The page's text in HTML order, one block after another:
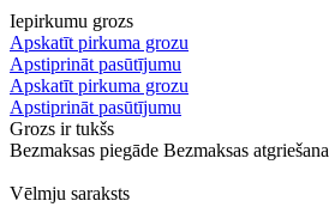
Iepirkumu grozs
Apskatīt pirkuma grozu
Apstiprināt pasūtījumu
Apskatīt pirkuma grozu
Apstiprināt pasūtījumu
Grozs ir tukšs
Bezmaksas piegāde Bezmaksas atgriešana
Vēlmju saraksts